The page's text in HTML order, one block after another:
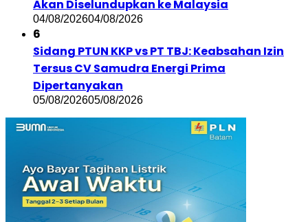
Akan Diselundupkan ke Malaysia
04/08/202604/08/2026
6
Sidang PTUN KKP vs PT TBJ: Keabsahan Izin
Tersus CV Samudra Energi Prima
Dipertanyakan
05/08/202605/08/2026